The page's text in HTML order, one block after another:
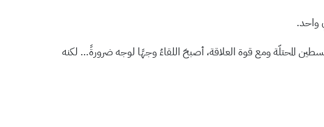
واحد.
المحتلّة ومع قوة العلاقة، أصبحَ اللقاءُ وجهًا لوجه ضرورةً… لكنه